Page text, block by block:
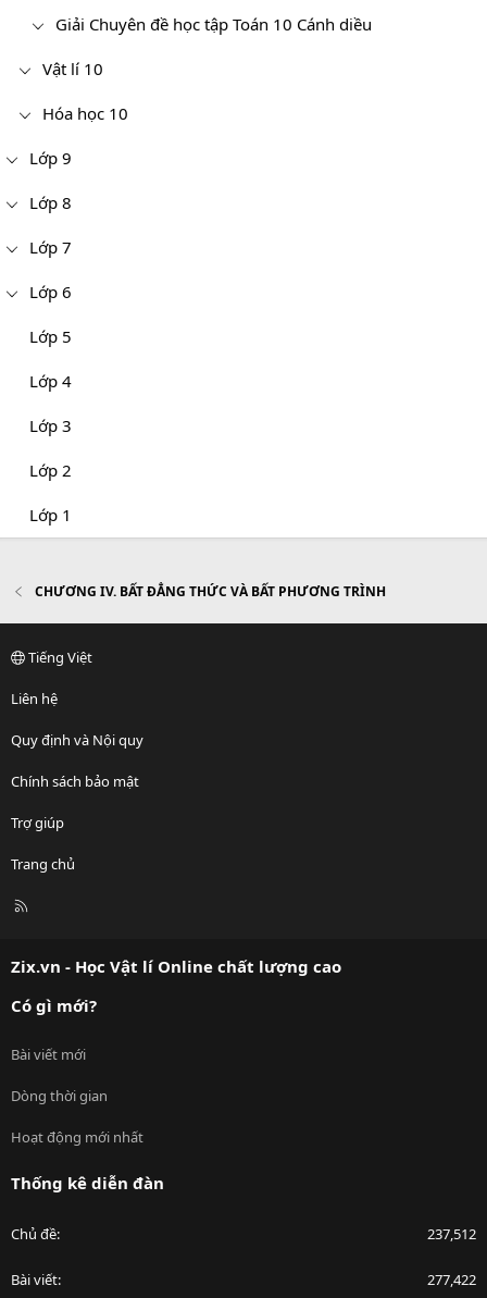
Giải Chuyên đề học tập Toán 10 Cánh diều
Vật lí 10
Hóa học 10
Lớp 9
Lớp 8
Lớp 7
Lớp 6
Lớp 5
Lớp 4
Lớp 3
Lớp 2
Lớp 1
CHƯƠNG IV. BẤT ĐẲNG THỨC VÀ BẤT PHƯƠNG TRÌNH
Tiếng Việt
Liên hệ
Quy định và Nội quy
Chính sách bảo mật
Trợ giúp
Trang chủ
R
Zix.vn - Học Vật lí Online chất lượng cao
Có gì mới?
Bài viết mới
Dòng thời gian
Hoạt động mới nhất
Thống kê diễn đàn
Chủ đề 237,512
Bài viết 277,422